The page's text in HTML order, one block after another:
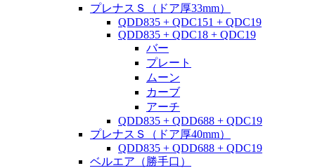
プレナスＳ（ドア厚33mm）
QDD835 + QDC151 + QDC19
QDD835 + QDC18 + QDC19
バー
プレート
ムーン
カーブ
アーチ
QDD835 + QDD688 + QDC19
プレナスＳ（ドア厚40mm）
QDD835 + QDD688 + QDC19
ベルエア（勝手口）